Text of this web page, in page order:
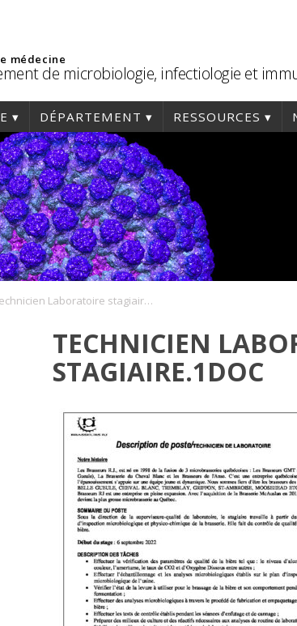
médecine
de microbiologie, infectiologie et
DÉPARTEMENT RESSOURCES
Technicien Laboratoire stagiaire.1doc
TECHNICIEN
STAGIAIRE.1DOC